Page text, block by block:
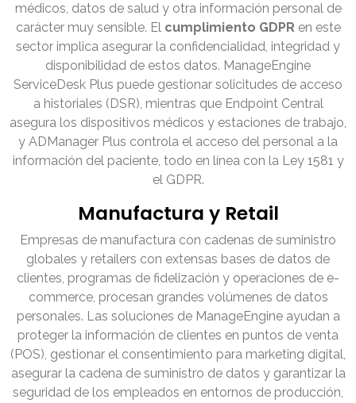
médicos, datos de salud y otra información personal de
carácter muy sensible. El cumplimiento GDPRen este
sector implica asegurar la confidencialidad, integridad y
disponibilidad de estos datos. ManageEngine
ServiceDesk Plus puede gestionar solicitudes de acceso
a historiales (DSR), mientras que Endpoint Central
asegura los dispositivos médicos y estaciones de trabajo,
y ADManager Plus controla el acceso del personal a la
información del paciente, todo en línea con la Ley 1581 y
el GDPR.
Manufactura y Retail
Empresas de manufactura con cadenas de suministro
globales y retailers con extensas bases de datos de
clientes, programas de fidelización y operaciones de e-
commerce, procesan grandes volúmenes de datos
personales. Las soluciones de ManageEngine ayudan a
proteger la información de clientes en puntos de venta
(POS), gestionar el consentimiento para marketing digital,
asegurar la cadena de suministro de datos y garantizar la
seguridad de los empleados en entornos de producción,